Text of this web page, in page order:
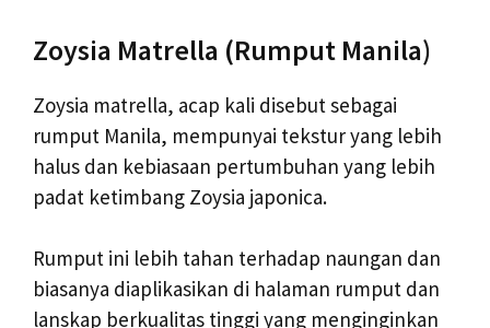
Zoysia Matrella (Rumput Manila)
Zoysia matrella, acap kali disebut sebagai
rumput Manila, mempunyai tekstur yang lebih
halus dan kebiasaan pertumbuhan yang lebih
padat ketimbang Zoysia japonica.
Rumput ini lebih tahan terhadap naungan dan
biasanya diaplikasikan di halaman rumput dan
lanskap berkualitas tinggi yang menginginkan